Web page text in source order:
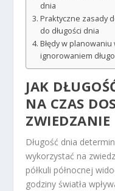
dnia
Praktyczne zasady
do długości dnia
Błędy w
ignorowaniem
JAK
NA CZAS
ZWIEDZANIE
Długość dnia
wykorzystać na
półkuli północnej
godziny światła